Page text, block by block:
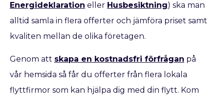
Energideklaration eller Husbesiktning) ska man
alltid samla in flera offerter och jämföra priset samt
kvaliten mellan de olika företagen.
Genom att skapa en kostnadsfri förfrågan på
vår hemsida så får du offerter från flera lokala
flyttfirmor som kan hjälpa dig med din flytt. Kom